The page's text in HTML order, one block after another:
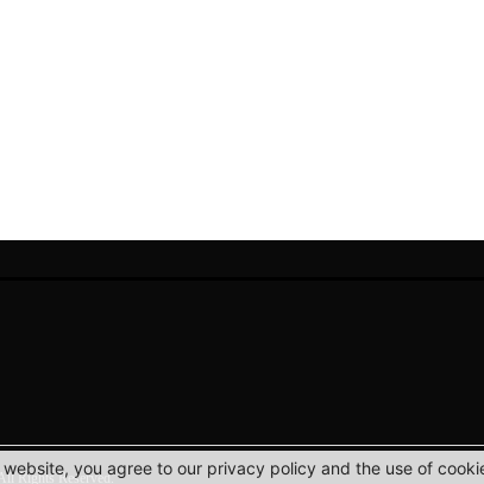
Rights Reserved.
you agree to our privacy policy and the use of